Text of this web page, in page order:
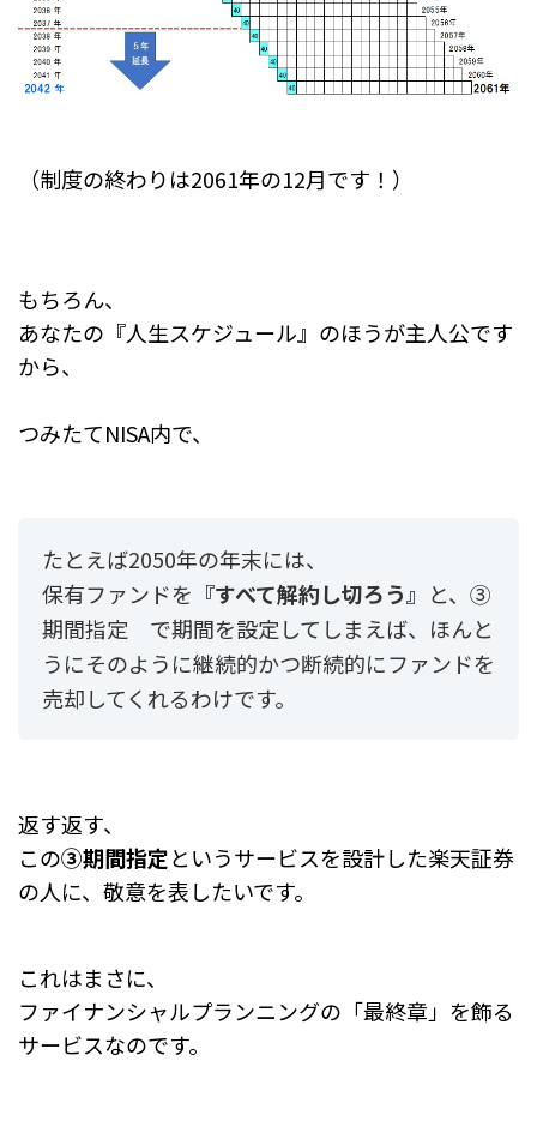
（制度の終わりは2061年の12月です！）
もちろん、
あなたの『人生スケジュール』のほうが主人公です
から、
つみたてNISA内で、
たとえば2050年の年末には、
保有ファンドを 『すべて解約し切ろう』 と、 ③
期間指定 で期間を設定してしまえば、ほんと
うにそのように継続的かつ断続的にファンドを
売却してくれるわけです。
返す返す、
この③期間指定というサービスを設計した楽天証券
の人に、敬意を表したいです。
これはまさに、
ファイナンシャルプランニングの「最終章」を飾る
サービスなのです。